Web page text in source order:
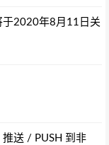
于2020年8月11日关
送 / PUSH 到非